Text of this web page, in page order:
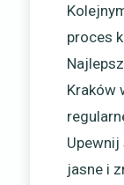
proces
Kraków
Upewnij
jasne i